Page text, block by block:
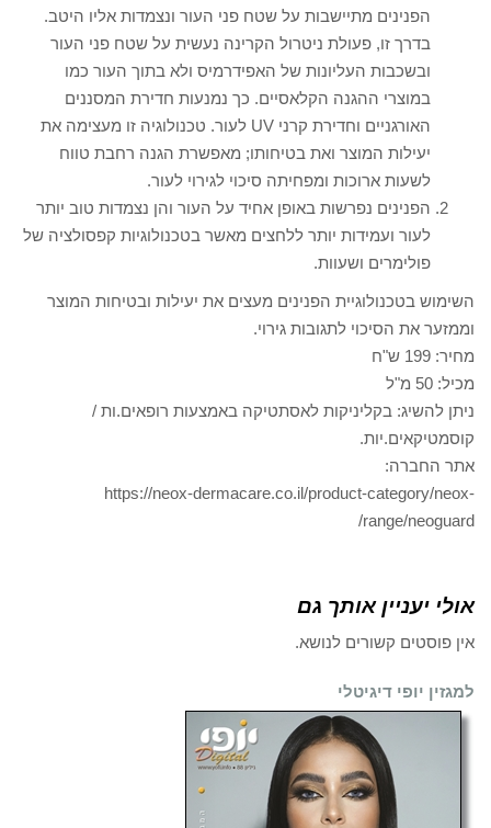
הפנינים מתיישבות על שטח פני העור ונצמדות אליו היטב.
בדרך זו, פעולת ניטרול הקרינה נעשית על שטח פני העור
ובשכבות העליונות של האפידרמיס ולא בתוך העור כמו
במוצרי ההגנה הקלאסיים. כך נמנעות חדירת המסננים
האורגניים וחדירת קרני UV לעור. טכנולוגיה זו מעצימה את
יעילות המוצר ואת בטיחותו; מאפשרת הגנה רחבת טווח
לשעות ארוכות ומפחיתה סיכוי לגירוי לעור.
הפנינים נפרשות באופן אחיד על העור והן נצמדות טוב יותר
לעור ועמידות יותר ללחצים מאשר בטכנולוגיות קפסולציה של
פולימרים ושעוות.
השימוש בטכנולוגיית הפנינים מעצים את יעילות ובטיחות המוצר
וממזער את הסיכוי לתגובות גירוי.
מחיר: 199 ש"ח
מכיל: 50 מ"ל
ניתן להשיג: בקליניקות לאסתטיקה באמצעות רופאים.ות /
קוסמטיקאים.יות.
אתר החברה:
https://neox-dermacare.co.il/product-category/neox-
range/neoguard/
אולי יעניין אותך גם
אין פוסטים קשורים לנושא.
למגזין יופי דיגיטלי